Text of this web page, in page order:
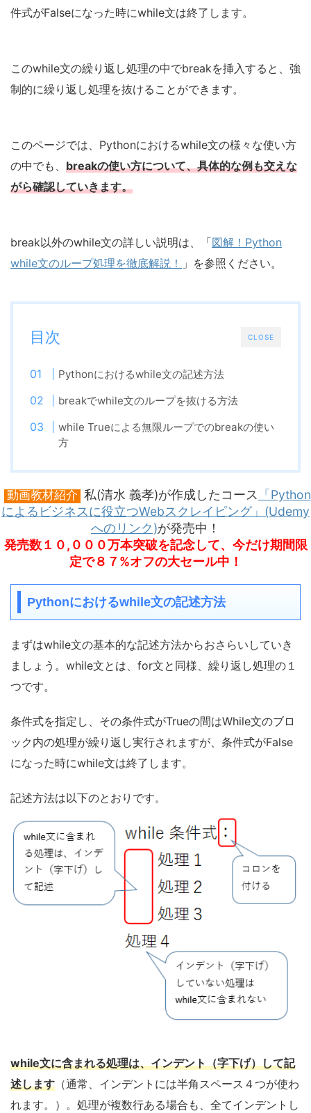
件式がFalseになった時にwhile文は終了します。
このwhile文の繰り返し処理の中でbreakを挿入すると、強
制的に繰り返し処理を抜けることができます。
このページでは、Pythonにおけるwhile文の様々な使い方
の中でも、 breakの使い方について、具体的な例も交えな
がら確認していきます。
break以外のwhile文の詳しい説明は、「図解！Python
while文のループ処理を徹底解説！
」を参照ください。
CLOSE
目次
Pythonにおけるwhile文の記述方法
breakでwhile文のループを抜ける方法
while Trueによる無限ループでのbreakの使い
方
動画教材紹介 私(清水 義孝)が作成したコース 「Python
によるビジネスに役立つWebスクレイピング」(Udemy
へのリンク)が発売中！
発売数１０,０００万本突破を記念して、今だけ期間限
定で８７%オフの大セール中！
Pythonにおけるwhile文の記述方法
まずはwhile文の基本的な記述方法からおさらいしていき
ましょう。while文とは、for文と同様、繰り返し処理の１
つです。
条件式を指定し、その条件式がTrueの間はWhile文のブロ
ック内の処理が繰り返し実行されますが、条件式がFalse
になった時にwhile文は終了します。
記述方法は以下のとおりです。
while文に含まれる処理は、インデント（字下げ）して記
述します （通常、インデントには半角スペース４つが使わ
れます。）。処理が複数行ある場合も、全てインデントし